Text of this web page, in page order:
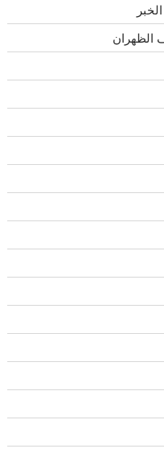
الظهران